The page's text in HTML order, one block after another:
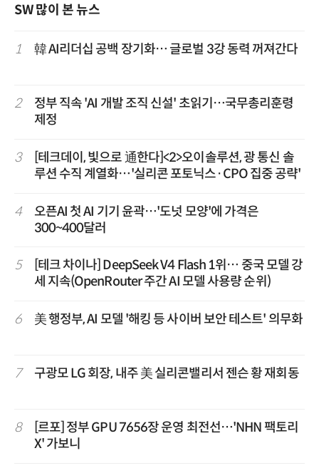
SW 많이 본 뉴스
1 韓 AI리더십 공백 장기화… 글로벌 3강 동력 꺼져간다
2
정부 직속 'AI 개발 조직 신설' 초읽기…국무총리훈령
제정
3
[테크데이, 빛으로 通한다]<2>오이솔루션, 광 통신 솔
루션 수직 계열화…'실리콘 포토닉스·CPO 집중 공략'
4
오픈AI 첫 AI 기기 윤곽…'도넛 모양'에 가격은
300~400달러
5
[테크 차이나] DeepSeek V4 Flash 1위… 중국 모델 강
세 지속(OpenRouter 주간 AI 모델 사용량 순위)
6 美 행정부, AI 모델 '해킹 등 사이버 보안 테스트' 의무화
7 구광모 LG 회장, 내주 美 실리콘밸리서 젠슨 황 재회동
8
[르포] 정부 GPU 7656장 운영 최전선…'NHN 팩토리
X' 가보니